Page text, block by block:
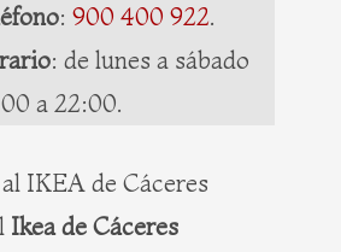
: 900 400 922.
: de lunes a sábado
a 22:00.
IKEA de Cáceres
Ikea de Cáceres